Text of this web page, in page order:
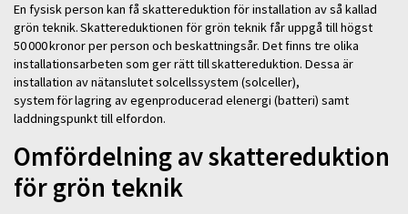
En fysisk person kan få skattereduktion för installation av så kallad
grön teknik. Skattereduktionen för grön teknik får uppgå till högst
50 000 kronor per person och beskattningsår. Det finns tre olika
installationsarbeten som ger rätt till skattereduktion. Dessa är
installation av nätanslutet solcellssystem (solceller),
system för lagring av egenproducerad elenergi (batteri) samt
laddningspunkt till elfordon.
Omfördelning av skattereduktion
för grön teknik